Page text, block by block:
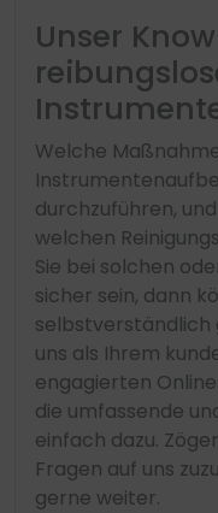
Unser
Welche
durchzuführen,
welchen
Sie bei solchen
sicher sein, dann
selbstverständlich
uns als Ihrem
engagierten
die umfassende
einfach dazu.
Fragen auf uns
gerne weiter.